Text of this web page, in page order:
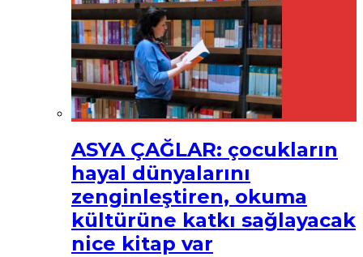
ASYA ÇAĞLAR: çocukların
hayal dünyalarını
zenginleştiren, okuma
kültürüne katkı sağlayacak
nice kitap var